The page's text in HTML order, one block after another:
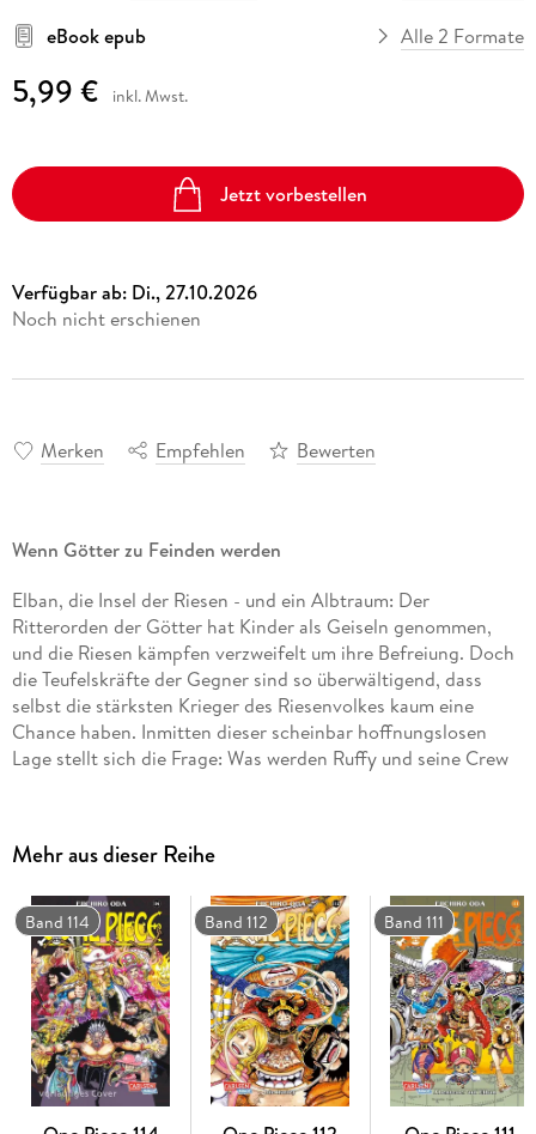
eBook epub
Alle 2 Formate
5,99 € inkl. Mwst.
Jetzt vorbestellen
Verfügbar ab: Di., 27.10.2026
Noch nicht erschienen
Merken Empfehlen Bewerten
Wenn Götter zu Feinden werden
Elban, die Insel der Riesen - und ein Albtraum: Der
Ritterorden der Götter hat Kinder als Geiseln genommen,
und die Riesen kämpfen verzweifelt um ihre Befreiung. Doch
die Teufelskräfte der Gegner sind so überwältigend, dass
selbst die stärksten Krieger des Riesenvolkes kaum eine
Chance haben. Inmitten dieser scheinbar hoffnungslosen
Lage stellt sich die Frage: Was werden Ruffy und seine Crew
Mark erschüttert. Mit der Geburt von Loki rückt ein Schicksal
bewegt - und Ruffy steht einmal mehr vor einer Situation, in
der Aufgeben keine Option ist.
Schauplatz Elban:
Die legendäre Insel der Riesen wird zum
Brennpunkt eines epischen Machtkampfes.
Der Ritterorden der Götter:Ein neuer, gefährlicher
Gegner mit überwältigenden Teufelskräften betritt die
Bühne.
Mehr aus dieser Reihe
Band 114 Band 112 Band 111